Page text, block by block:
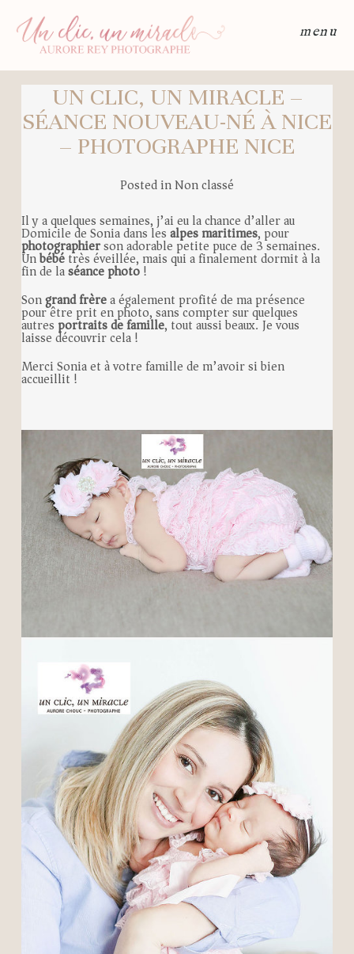
menu
UN CLIC, UN MIRACLE –
SÉANCE NOUVEAU-NÉ À NICE
– PHOTOGRAPHE NICE
Posted inNon classé
Il y a quelques semaines, j’ai eu la chance d’aller au
Domicile de Sonia dans lesalpes maritimes, pour
photographierson adorable petite puce de 3 semaines.
Unbébétrès éveillée, mais qui a finalement dormit à la
fin de laséance photo!
Songrand frèrea également profité de ma présence
pour être prit en photo, sans compter sur quelques
autres portraits de famille, tout aussi beaux. Je vous
laisse découvrir cela !
Merci Sonia et à votre famille de m’avoir si bien
accueillit !